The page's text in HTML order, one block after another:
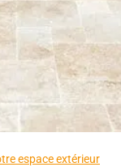
espace extérieur